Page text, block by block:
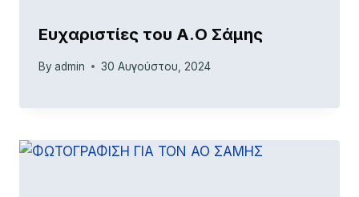
Ευχαριστίες του Α.Ο Σάμης
By admin 30 Αυγούστου, 2024